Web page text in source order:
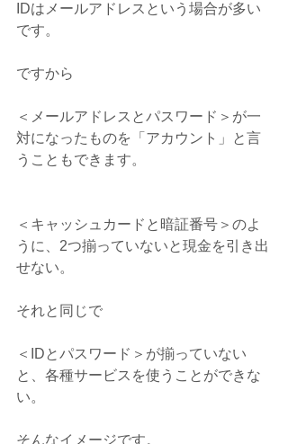
IDはメールアドレスという場合が多い
です。
ですから
＜メールアドレスとパスワード＞が一
対になったものを「アカウント」と言
うこともできます。
＜キャッシュカードと暗証番号＞のよ
うに、2つ揃っていないと現金を引き出
せない。
それと同じで
＜IDとパスワード＞が揃っていない
と、各種サービスを使うことができな
い。
そんなイメージです。